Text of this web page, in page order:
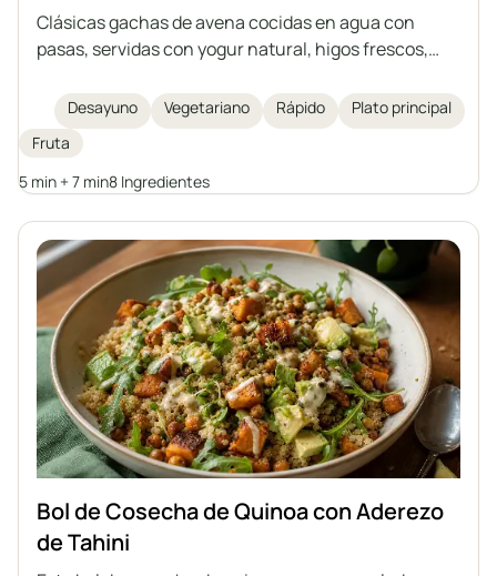
Clásicas gachas de avena cocidas en agua con
pasas, servidas con yogur natural, higos frescos,
desayuno o cena rápido, saludable y ligero. Cada
uno puede enriquecer las gachas con sus frutas
favoritas o sustitutos para crear su propia versión de
este clásico desayuno.
Desayuno Vegetariano Rápido
Plato principal
Fruta
5 min + 7 min8 Ingredientes
Bol de Cosecha de Quinoa con Aderezo
de Tahini